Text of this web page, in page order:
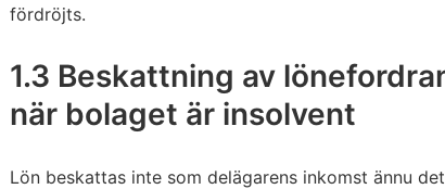
fördröjts.
1.3 Beskattning av
när bolaget är insolvent
Lön beskattas inte som delägarens inkomst ännu